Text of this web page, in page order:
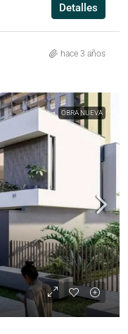
Detalles
hace 3 años
OBRA NUEVA